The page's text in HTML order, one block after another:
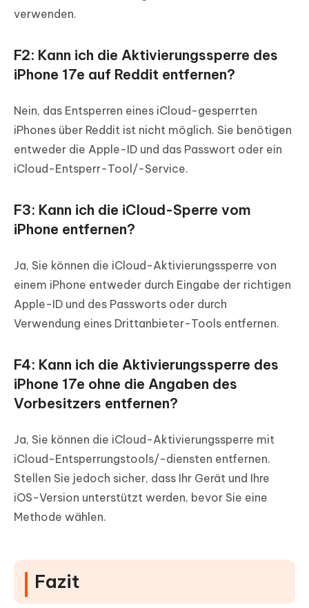
verwenden.
F2: Kann ich die Aktivierungssperre des
iPhone 17e auf Reddit entfernen?
Nein, das Entsperren eines iCloud-gesperrten
iPhones über Reddit ist nicht möglich. Sie benötigen
entweder die Apple-ID und das Passwort oder ein
iCloud-Entsperr-Tool/-Service.
F3: Kann ich die iCloud-Sperre vom
iPhone entfernen?
Ja, Sie können die iCloud-Aktivierungssperre von
einem iPhone entweder durch Eingabe der richtigen
Apple-ID und des Passworts oder durch
Verwendung eines Drittanbieter-Tools entfernen.
F4: Kann ich die Aktivierungssperre des
iPhone 17e ohne die Angaben des
Vorbesitzers entfernen?
Ja, Sie können die iCloud-Aktivierungssperre mit
iCloud-Entsperrungstools/-diensten entfernen.
Stellen Sie jedoch sicher, dass Ihr Gerät und Ihre
iOS-Version unterstützt werden, bevor Sie eine
Methode wählen.
Fazit